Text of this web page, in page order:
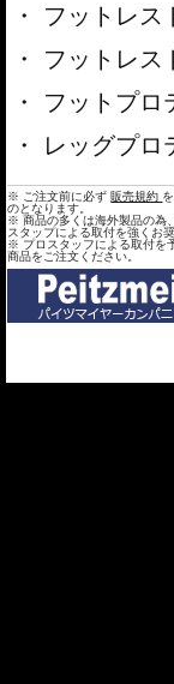
フットレス
フットレス
フットプロ
レッグプロ
※ ご注文前に必ず 販売規約
のとなります。
※ 商品の多くは海外製品の為
スタップによる取付を強くお
※ プロスタッフによる取付を
商品をご注文ください。